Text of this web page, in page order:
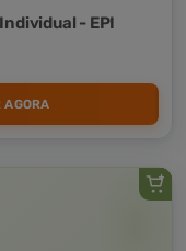
- EPI
AGORA